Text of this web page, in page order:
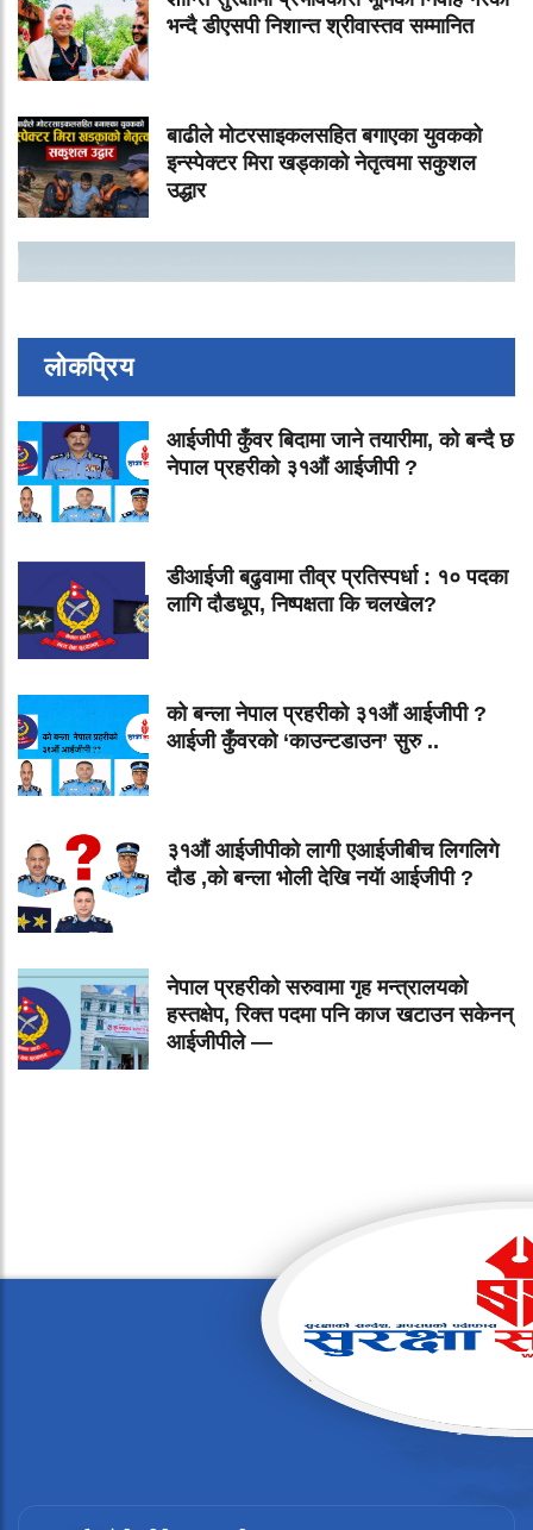
भन्दै डीएसपी निशान्त श्रीवास्तव सम्मानित
बाढीले मोटरसाइकलसहित बगाएका युवकको
इन्स्पेक्टर मिरा खड्काको नेतृत्वमा सकुशल
उद्धार
लोकप्रिय
आईजीपी कुँवर बिदामा जाने तयारीमा, को बन्दै छ
नेपाल प्रहरीको ३१औं आईजीपी ?
डीआईजी बढुवामा तीव्र प्रतिस्पर्धा : १० पदका
लागि दौडधूप, निष्पक्षता कि चलखेल?
को बन्ला नेपाल प्रहरीको ३१औं आईजीपी ?
आईजी कुँवरको ‘काउन्टडाउन’ सुरु ..
३१औं आईजीपीको लागी एआईजीबीच लिगलिगे
दौड ,को बन्ला भोली देखि नयॅा आईजीपी ?
नेपाल प्रहरीको सरुवामा गृह मन्त्रालयको
हस्तक्षेप, रिक्त पदमा पनि काज खटाउन सकेनन्
आईजीपीले —